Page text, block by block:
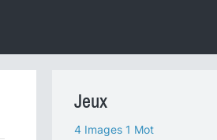
Jeux
4 Images 1 Mot